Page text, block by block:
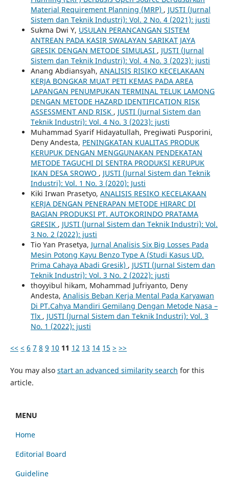
Material Requirement Planning (MRP) , JUSTI (Jurnal
Sistem dan Teknik Industri): Vol. 2 No. 4 (2021): justi
Sukma Dwi Y, USULAN PERANCANGAN SISTEM
ANTREAN PADA KASIR SWALAYAN SARIKAT JAYA
GRESIK DENGAN METODE SIMULASI , JUSTI (Jurnal
Sistem dan Teknik Industri): Vol. 4 No. 3 (2023): justi
Anang Abdiansyah, ANALISIS RISIKO KECELAKAAN
KERJA BONGKAR MUAT PETI KEMAS PADA AREA
LAPANGAN PENUMPUKAN TERMINAL TELUK LAMONG
DENGAN METODE HAZARD IDENTIFICATION RISK
ASSESSMENT AND RISK , JUSTI (Jurnal Sistem dan
Teknik Industri): Vol. 4 No. 3 (2023): justi
Muhammad Syarif Hidayatullah, Pregiwati Pusporini,
Deny Andesta, PENINGKATAN KUALITAS PRODUK
KERUPUK DENGAN MENGGUNAKAN PENDEKATAN
METODE TAGUCHI DI SENTRA PRODUKSI KERUPUK
IKAN DESA SROWO , JUSTI (Jurnal Sistem dan Teknik
Industri): Vol. 1 No. 3 (2020): Justi
Kiki Irwan Prasetyo, ANALISIS RESIKO KECELAKAAN
KERJA DENGAN PENERAPAN METODE HIRARC DI
BAGIAN PRODUKSI PT. AUTOKORINDO PRATAMA
GRESIK , JUSTI (Jurnal Sistem dan Teknik Industri): Vol.
3 No. 2 (2022): justi
Tio Yan Prasetya, Jurnal Analisis Six Big Losses Pada
Mesin Potong Kayu Benzo Type A (Studi Kasus UD.
Prima Cahaya Abadi Gresik) , JUSTI (Jurnal Sistem dan
Teknik Industri): Vol. 3 No. 2 (2022): justi
thoyyibul hikam, Mohammad Jufriyanto, Deny
Andesta, Analisis Beban Kerja Mental Pada Karyawan
Di PT.Cahya Mandiri Gemilang Dengan Metode Nasa –
Tlx , JUSTI (Jurnal Sistem dan Teknik Industri): Vol. 3
No. 1 (2022): justi
<< < 6 7 8 9 10 11 12 13 14 15 > >>
You may also start an advanced similarity search for this
article.
MENU
Home
Editorial Board
Guideline